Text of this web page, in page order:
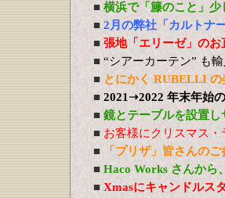
■ 横浜で「籐のこと」
■ 2月の弊社「カルトナ
■ 張地「エリーゼ」の
■ “シアーカーテン” も
■ とにかく RUBELLI
■ 2021➝2022 年末年始
■ 鏡とテーブルを設置し
■ お客様にクリスマス
■
「プリザ」皆さんの
■ Haco Works さんから
■ Xmasにキャンドルス